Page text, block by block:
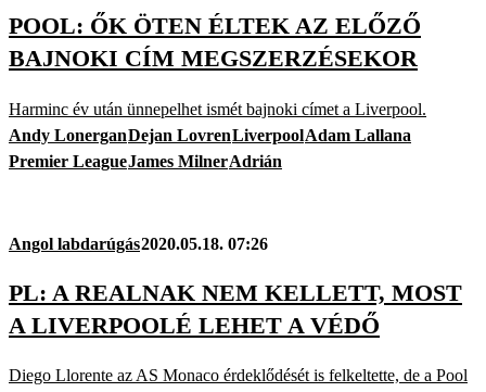
POOL: ŐK ÖTEN ÉLTEK AZ ELŐZŐ
BAJNOKI CÍM MEGSZERZÉSEKOR
Harminc év után ünnepelhet ismét bajnoki címet a Liverpool.
Andy LonerganDejan LovrenLiverpoolAdam Lallana
Premier LeagueJames MilnerAdrián
Angol labdarúgás2020.05.18. 07:26
PL: A REALNAK NEM KELLETT, MOST
A LIVERPOOLÉ LEHET A VÉDŐ
Diego Llorente az AS Monaco érdeklődését is felkeltette, de a Pool